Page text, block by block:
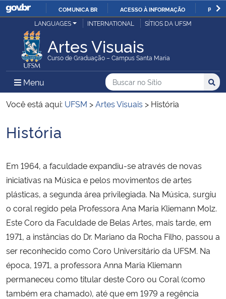
IR
O
COMUNICA BR ACESSO À INFORMAÇÃO
Ministério da Justiça e Segurança Pública
Ministério da Defesa
Ministério das Relações Exteriores
Ministério da Economia
Ministério da Agricultura, Pecuária e Abastecimento
Ministério da Educação
Ministério da Cidadania
Ministério da Saúde
Ministério de Minas e Energia
LANGUAGES INTERNATIONAL SÍTIOS DA UFSM
Artes Visuais
Curso de Graduação – Campus Santa Maria
Menu Menu Principal do Sítio
Busca
Buscar no no Sítio
Busca:
Você está aqui: UFSM >Artes Visuais > História
Início do conteúdo
História
Em 1964, a faculdade expandiu-se através de novas
iniciativas na Música e pelos movimentos de artes
plásticas, a segunda área privilegiada. Na Música, surgiu
o coral regido pela Professora Ana Maria Kliemann Molz.
Este Coro da Faculdade de Belas Artes, mais tarde, em
1971, a instâncias do Dr. Mariano da Rocha Filho, passou a
ser reconhecido como Coro Universitário da UFSM. Na
época, 1971, a professora Anna Maria Kliemann
permaneceu como titular deste Coro ou Coral (como
também era chamado), até que em 1979 a regência